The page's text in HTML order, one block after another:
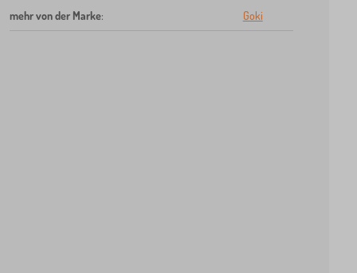
mehr von der Marke: Goki